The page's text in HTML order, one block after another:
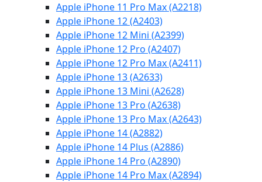
Apple iPhone 11 Pro Max (A2218)
Apple iPhone 12 (A2403)
Apple iPhone 12 Mini (A2399)
Apple iPhone 12 Pro (A2407)
Apple iPhone 12 Pro Max (A2411)
Apple iPhone 13 (A2633)
Apple iPhone 13 Mini (A2628)
Apple iPhone 13 Pro (A2638)
Apple iPhone 13 Pro Max (A2643)
Apple iPhone 14 (A2882)
Apple iPhone 14 Plus (A2886)
Apple iPhone 14 Pro (A2890)
Apple iPhone 14 Pro Max (A2894)